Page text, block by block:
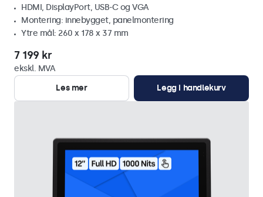
HDMI, DisplayPort, USB-C og VGA
Montering: innebygget, panelmontering
Ytre mål: 260 x 178 x 37 mm
7 199 kr
ekskl. MVA
Les mer
Legg i handlekurv